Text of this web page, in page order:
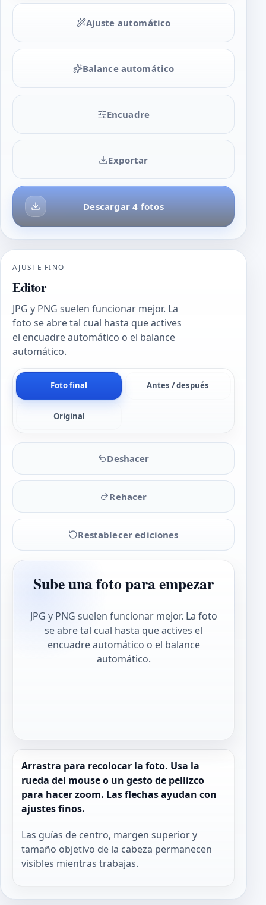
Ajuste automático
Balance automático
Encuadre
Descargar 4 fotos
Exportar
AJUSTE FINO
Editor
JPG y PNG suelen funcionar mejor. La
foto se abre tal cual hasta que actives
el encuadre automático o el balance
automático.
Foto final Antes / después
Original
Deshacer
Rehacer
Restablecer ediciones
Sube una foto para empezar
JPG y PNG suelen funcionar mejor. La foto
se abre tal cual hasta que actives el
encuadre automático o el balance
automático.
Arrastra para recolocar la foto. Usa la
rueda del mouse o un gesto de pellizco
para hacer zoom. Las flechas ayudan con
ajustes finos.
Las guías de centro, margen superior y
tamaño objetivo de la cabeza permanecen
visibles mientras trabajas.